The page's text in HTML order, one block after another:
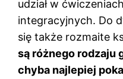
udział w
integracyjnych. Do
się także rozmaite
są różnego rodzaju
chyba najlepiej